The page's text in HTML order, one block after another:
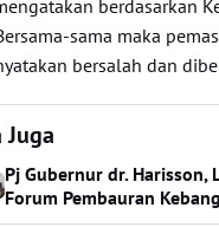
berdasarkan
sama maka
bersalah dan
Juga
Pj Gubernur dr. Harisson,
Forum Pembauran